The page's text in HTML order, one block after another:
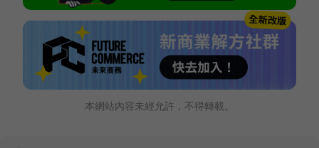
本網站內容未經允許，不得轉載。